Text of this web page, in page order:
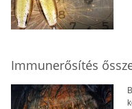
Immunerősítés